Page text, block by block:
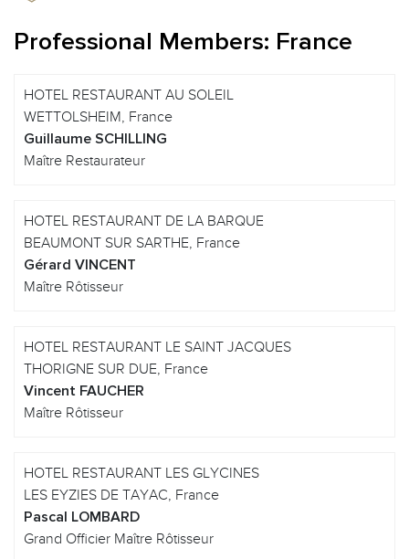
Professional Members: France
HOTEL RESTAURANT AU SOLEIL
WETTOLSHEIM, France
Guillaume SCHILLING
Maître Restaurateur
HOTEL RESTAURANT DE LA BARQUE
BEAUMONT SUR SARTHE, France
Gérard VINCENT
Maître Rôtisseur
HOTEL RESTAURANT LE SAINT JACQUES
THORIGNE SUR DUE, France
Vincent FAUCHER
Maître Rôtisseur
HOTEL RESTAURANT LES GLYCINES
LES EYZIES DE TAYAC, France
Pascal LOMBARD
Grand Officier Maître Rôtisseur